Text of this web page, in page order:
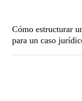
Cómo estructurar
para un caso